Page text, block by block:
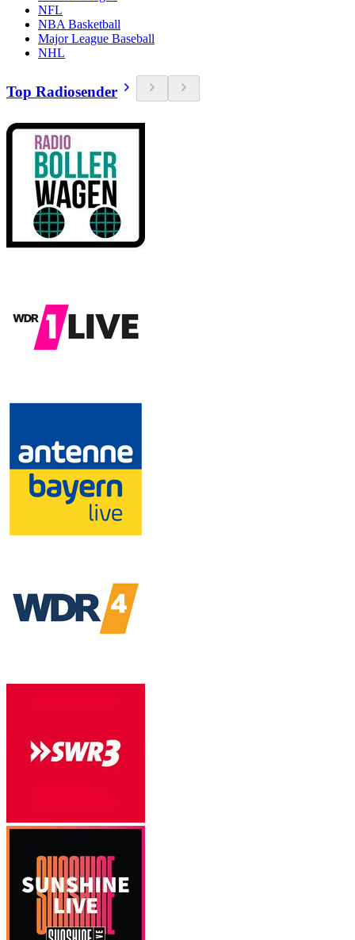
NFL
NBA Basketball
Major League Baseball
NHL
Top Radiosender